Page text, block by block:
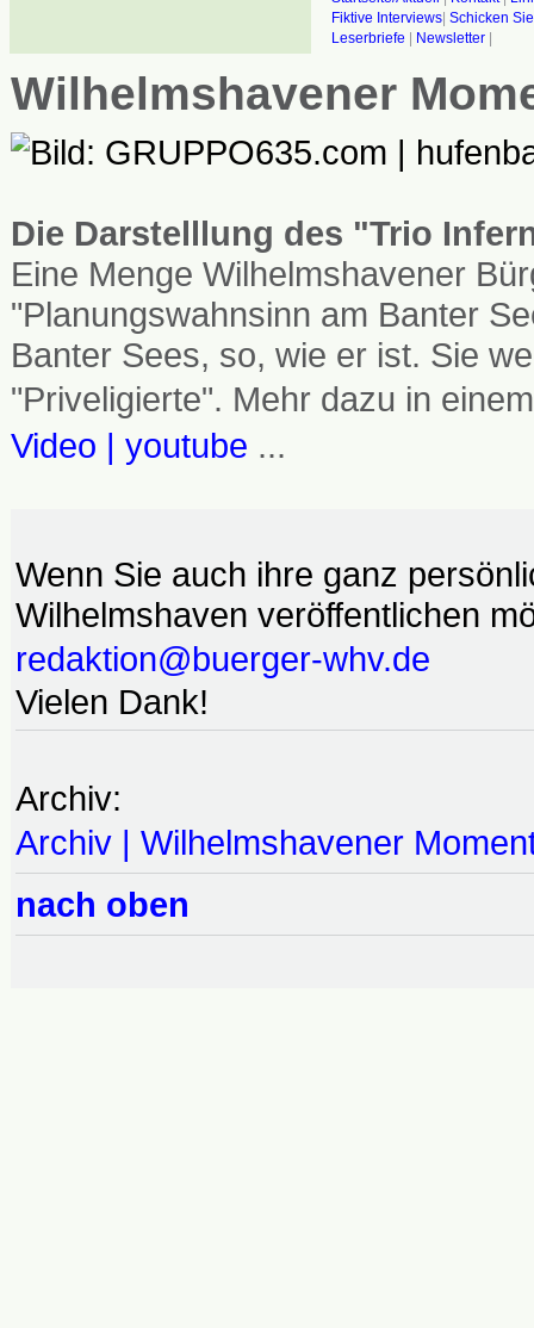
Fiktive Interviews| Schicken
Leserbriefe
Newsletter|
Wilhelmshavener
Die Darstelllung des "Trio
Eine Menge Wilhelmshavener
"Planungswahnsinn am Banter
Banter Sees, so, wie er ist. Sie
"Priveligierte". Mehr dazu in
Video | youtube ...
Wenn Sie auch ihre ganz
Wilhelmshaven veröffentlichen
redaktion@buerger-whv.de
Vielen Dank!
Archiv:
Archiv | Wilhelmshavener
nach oben